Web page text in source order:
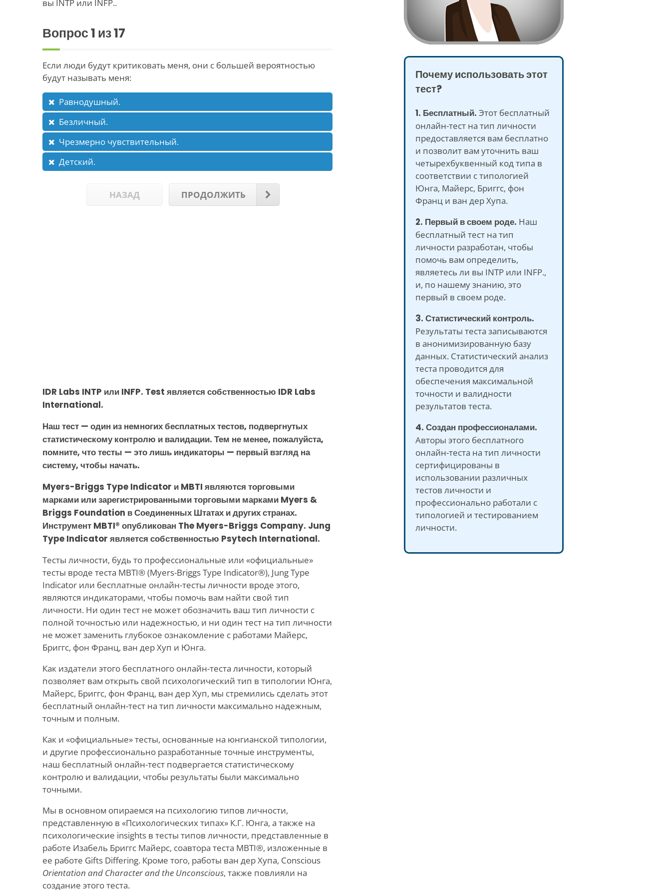
вы INTP или INFP..
Вопрос1 из 17
Если люди будут критиковать меня, они с большей вероятностью
будут называть меня:
Равнодушный.
Безличный.
Чрезмерно чувствительный.
Детский.
НАЗАД ПРОДОЛЖИТЬ
IDR Labs INTP или INFP. Test является собственностью IDR Labs
International.
Наш тест — один из немногих бесплатных тестов, подвергнутых
статистическому контролю и валидации. Тем не менее, пожалуйста,
помните, что тесты — это лишь индикаторы — первый взгляд на
систему, чтобы начать.
Myers-Briggs Type Indicator и MBTI являются торговыми
марками или зарегистрированными торговыми марками Myers &
Briggs Foundation в Соединенных Штатах и других странах.
Инструмент MBTI® опубликован The Myers-Briggs Company. Jung
Type Indicator является собственностью Psytech International.
Тесты личности, будь то профессиональные или «официальные»
тесты вроде теста MBTI® (Myers-Briggs Type Indicator®), Jung Type
Indicator или бесплатные онлайн-тесты личности вроде этого,
являются индикаторами, чтобы помочь вам найти свой тип
личности. Ни один тест не может обозначить ваш тип личности с
полной точностью или надежностью, и ни один тест на тип личности
не может заменить глубокое ознакомление с работами Майерс,
Бриггс, фон Франц, ван дер Хуп и Юнга.
Как издатели этого бесплатного онлайн-теста личности, который
позволяет вам открыть свой психологический тип в типологии Юнга,
Майерс, Бриггс, фон Франц, ван дер Хуп, мы стремились сделать этот
бесплатный онлайн-тест на тип личности максимально надежным,
точным и полным.
Как и «официальные» тесты, основанные на юнгианской типологии,
и другие профессионально разработанные точные инструменты,
наш бесплатный онлайн-тест подвергается статистическому
контролю и валидации, чтобы результаты были максимально
точными.
Мы в основном опираемся на психологию типов личности,
представленную в «Психологических типах» К.Г. Юнга, а также на
психологические insights в тесты типов личности, представленные в
работе Изабель Бриггс Майерс, соавтора теста MBTI®, изложенные в
ее работе Gifts Differing. Кроме того, работы ван дер Хупа, Conscious
Orientation and Character and the Unconscious, также повлияли на
создание этого теста.
Почему использовать этот
тест?
1. Бесплатный. Этот бесплатный
онлайн-тест на тип личности
предоставляется вам бесплатно
и позволит вам уточнить ваш
четырехбуквенный код типа в
соответствии с типологией
Юнга, Майерс, Бриггс, фон
Франц и ван дер Хупа.
2. Первый в своем роде. Наш
бесплатный тест на тип
личности разработан, чтобы
помочь вам определить,
являетесь ли вы INTP или INFP.,
и, по нашему знанию, это
первый в своем роде.
3. Статистический контроль.
Результаты теста записываются
в анонимизированную базу
данных. Статистический анализ
теста проводится для
обеспечения максимальной
точности и валидности
результатов теста.
4. Создан профессионалами.
Авторы этого бесплатного
онлайн-теста на тип личности
сертифицированы в
использовании различных
тестов личности и
профессионально работали с
типологией и тестированием
личности.